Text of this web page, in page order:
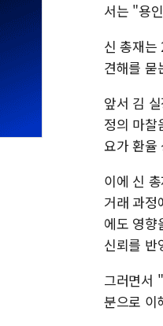
서는 "용
신 총재는
견해를 묻
앞서 김
정의 마찰
요가 환율
이에 신
거래 과정
에도 영향
신뢰를 반
그러면서
분으로 이